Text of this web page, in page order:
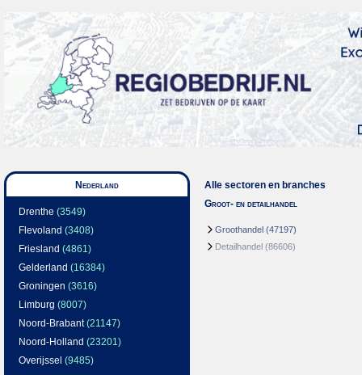
Nederland
Drenthe (3549)
Flevoland (3408)
Friesland (4861)
Gelderland (16384)
Groningen (3616)
Limburg (8007)
Noord-Brabant(21147)
Noord-Holland (23201)
Overijssel (9485)
Alle sectoren en branches
Groot- en detailhandel
Groothandel (47197)
Detailhandel (86606)